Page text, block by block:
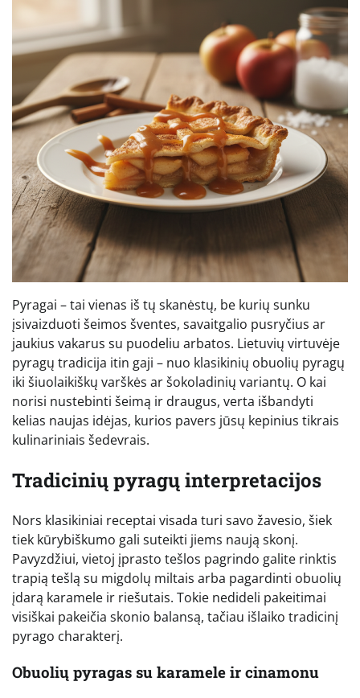
Pyragai – tai vienas iš tų skanėstų, be kurių sunku
įsivaizduoti šeimos šventes, savaitgalio pusryčius ar
jaukius vakarus su puodeliu arbatos. Lietuvių virtuvėje
pyragų tradicija itin gaji – nuo klasikinių obuolių pyragų
iki šiuolaikiškų varškės ar šokoladinių variantų. O kai
norisi nustebinti šeimą ir draugus, verta išbandyti
kelias naujas idėjas, kurios pavers jūsų kepinius tikrais
kulinariniais šedevrais.
Tradicinių pyragų interpretacijos
Nors klasikiniai receptai visada turi savo žavesio, šiek
tiek kūrybiškumo gali suteikti jiems naują skonį.
Pavyzdžiui, vietoj įprasto tešlos pagrindo galite rinktis
trapią tešlą su migdolų miltais arba pagardinti obuolių
įdarą karamele ir riešutais. Tokie nedideli pakeitimai
visiškai pakeičia skonio balansą, tačiau išlaiko tradicinį
pyrago charakterį.
Obuolių pyragas su karamele ir cinamonu